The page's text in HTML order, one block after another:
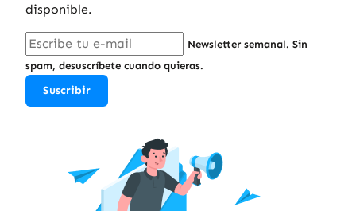
disponible.
Newsletter semanal. Sin
spam, desuscríbete cuando quieras.
Suscribir